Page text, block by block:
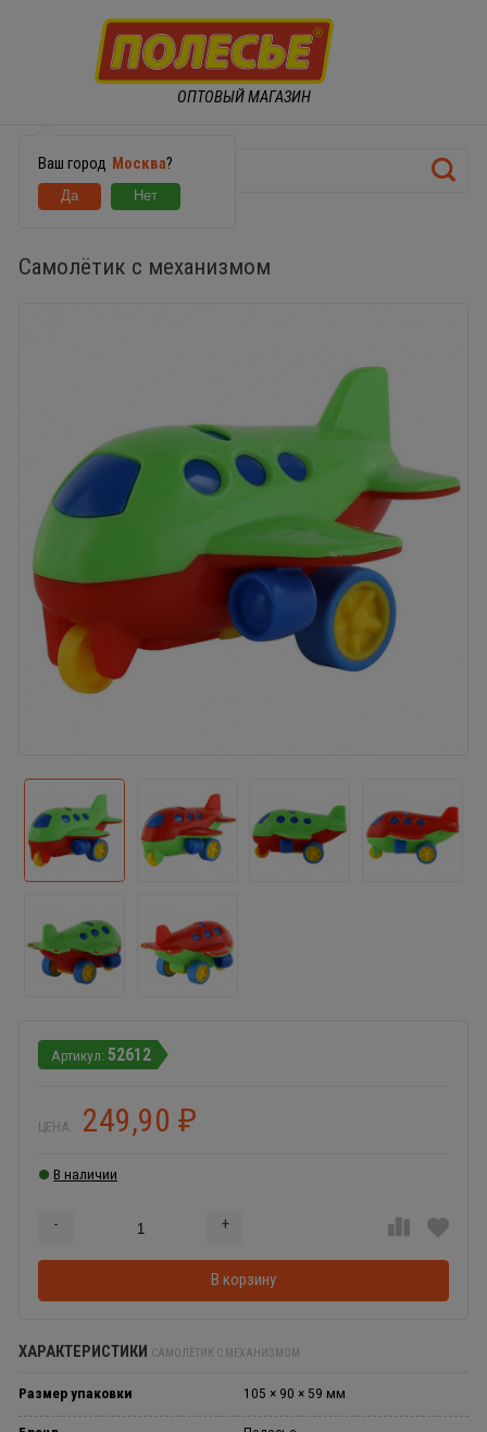
ОПТОВЫЙ МАГАЗИН
Ваш город Москва?
Самолётик с механизмом
52612
ЦЕНА: 249,90 ₽
В наличии
- +
В корзину
ХАРАКТЕРИСТИКИ САМОЛЁТИК С МЕХАНИЗМОМ
Размер упаковки 105 × 90 × 59 мм